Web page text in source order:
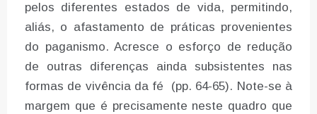
pelos diferentes estados de vida, permitindo,
aliás, o afastamento de práticas provenientes
do paganismo. Acresce o esforço de redução
de outras diferenças ainda subsistentes nas
formas de vivência da fé (pp. 64-65). Note-se à
margem que é precisamente neste quadro que